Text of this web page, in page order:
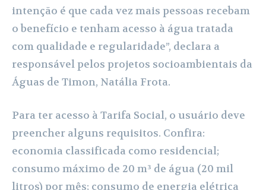
intenção é que cada vez mais pessoas recebam
o benefício e tenham acesso à água tratada
com qualidade e regularidade”, declara a
responsável pelos projetos socioambientais da
Águas de Timon, Natália Frota.
Para ter acesso à Tarifa Social, o usuário deve
preencher alguns requisitos. Confira:
economia classificada como residencial;
consumo máximo de 20 m³ de água (20 mil
litros) por mês; consumo de energia elétrica